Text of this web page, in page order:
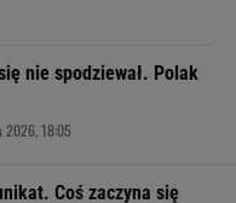
nie spodziewał. Polak
2026, 18:05
Coś zaczyna się